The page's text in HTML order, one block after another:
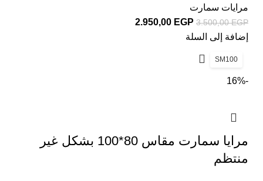
SM100
مرايات سمارت
3.500,00EGP
2.950,00 EGP
إضافة إلى السلة
-16%
مرايا سمارت مقاس 80*100 بشكل غير
منتظم